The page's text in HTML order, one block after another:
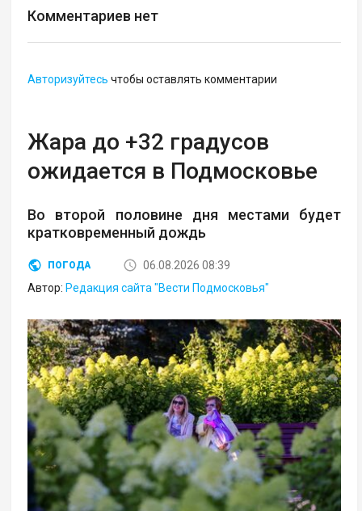
Комментариев нет
Авторизуйтесь чтобы оставлять комментарии
Жара до +32 градусов
ожидается в Подмосковье
Во второй половине дня местами будет
кратковременный дождь
ПОГОДА
06.08.2026 08:39
Автор: Редакция сайта "Вести Подмосковья"